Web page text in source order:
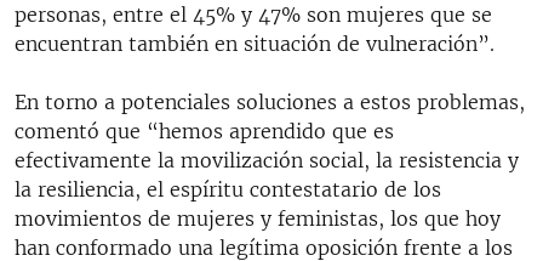
personas, entre el 45% y 47% son mujeres que se
encuentran también en situación de vulneración”.
En torno a potenciales soluciones a estos problemas,
comentó que “hemos aprendido que es
efectivamente la movilización social, la resistencia y
la resiliencia, el espíritu contestatario de los
movimientos de mujeres y feministas, los que hoy
han conformado una legítima oposición frente a los